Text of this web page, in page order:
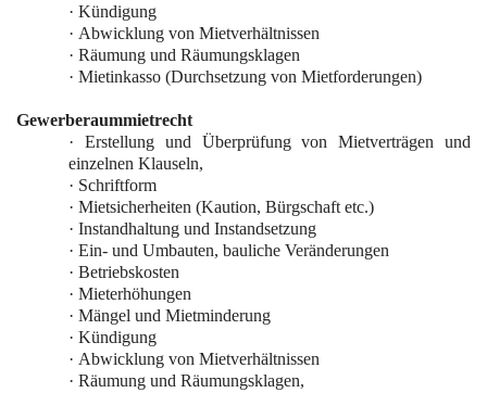
· Kündigung
· Abwicklung von Mietverhältnissen
· Räumung und Räumungsklagen
· Mietinkasso (Durchsetzung von Mietforderungen)
Gewerberaummietrecht
· Erstellung und Überprüfung von Mietverträgen und
einzelnen Klauseln,
· Schriftform
· Mietsicherheiten (Kaution, Bürgschaft etc.)
· Instandhaltung und Instandsetzung
· Ein- und Umbauten, bauliche Veränderungen
· Betriebskosten
· Mieterhöhungen
· Mängel und Mietminderung
· Kündigung
· Abwicklung von Mietverhältnissen
· Räumung und Räumungsklagen,